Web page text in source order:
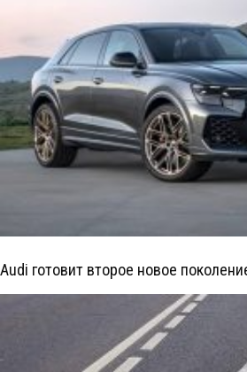
Audi готовит второе новое